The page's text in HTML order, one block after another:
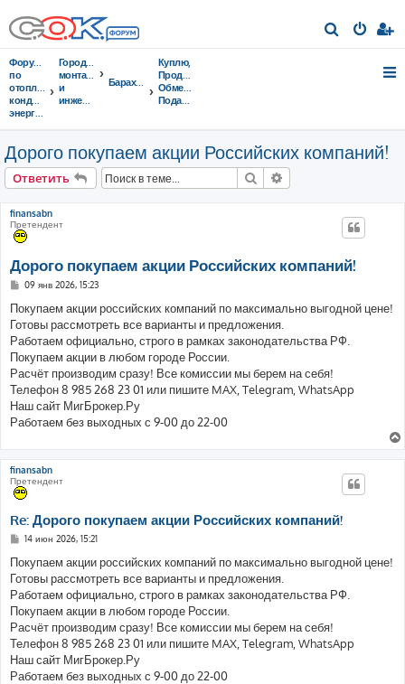
о
Форумы
по
отоплению,
кондиционированию,
энергосбережению
Городок
монтажников
и
инженеров
Барахолка
Куплю,
Продам,
Обменяю,
Подарю,...
Дорого покупаем акции Российских компаний!
Ответить Поиск
finansabn
Претендент
Дорого покупаем акции Российских компаний!
С
о
б
щ
е
н
и
е
09 янв 2026, 15:23
Покупаем акции российских компаний по максимально выгодной цене!
Готовы рассмотреть все варианты и предложения.
Работаем официально, строго в рамках законодательства РФ.
Покупаем акции в любом городе России.
Расчёт производим сразу! Все комиссии мы берем на себя!
Телефон 8 985 268 23 01 или пишите MAX, Telegram, WhatsApp
Наш сайт МигБрокер.Ру
Работаем без выходных с 9-00 до 22-00
finansabn
Претендент
Re: Дорого покупаем акции Российских компаний!
С
о
б
щ
е
н
и
е
14 июн 2026, 15:21
Покупаем акции российских компаний по максимально выгодной цене!
Готовы рассмотреть все варианты и предложения.
Работаем официально, строго в рамках законодательства РФ.
Покупаем акции в любом городе России.
Расчёт производим сразу! Все комиссии мы берем на себя!
Телефон 8 985 268 23 01 или пишите MAX, Telegram, WhatsApp
Наш сайт МигБрокер.Ру
Работаем без выходных с 9-00 до 22-00